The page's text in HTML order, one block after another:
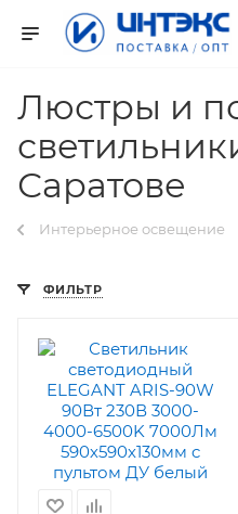
Люстры и
Саратове
Интерьерное освещение
ФИЛЬТР